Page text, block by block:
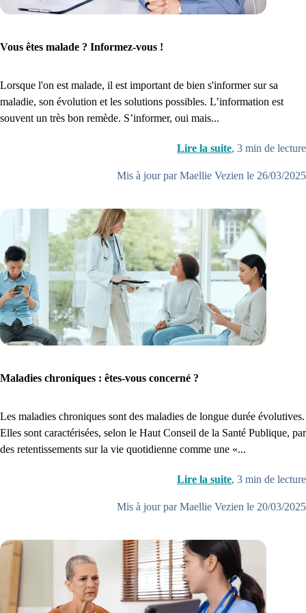
Vous êtes malade ? Informez-vous !
Lorsque l'on est malade, il est important de bien s'informer sur sa
maladie, son évolution et les solutions possibles. L’information est
souvent un très bon remède. S’informer, oui mais...
Lire la suite, 3 min de lecture
Mis à jour par Maellie Vezien le 26/03/2025
Maladies chroniques : êtes-vous concerné ?
Les maladies chroniques sont des maladies de longue durée évolutives.
Elles sont caractérisées, selon le Haut Conseil de la Santé Publique, par
des retentissements sur la vie quotidienne comme une «...
Lire la suite, 3 min de lecture
Mis à jour par Maellie Vezien le 20/03/2025